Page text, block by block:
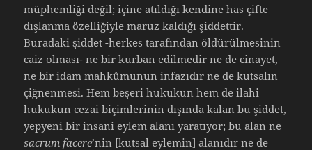
müphemliği değil; içine atıldığı kendine has çifte
dışlanma özelliğiyle maruz kaldığı şiddettir.
Buradaki şiddet -herkes tarafından öldürülmesinin
caiz olması- ne bir kurban edilmedir ne de cinayet,
ne bir idam mahkûmunun infazıdır ne de kutsalın
çiğnenmesi. Hem beşeri hukukun hem de ilahi
hukukun cezai biçimlerinin dışında kalan bu şiddet,
yepyeni bir insani eylem alanı yaratıyor; bu alan ne
sacrum facere’nin [kutsal eylemin] alanıdır ne de